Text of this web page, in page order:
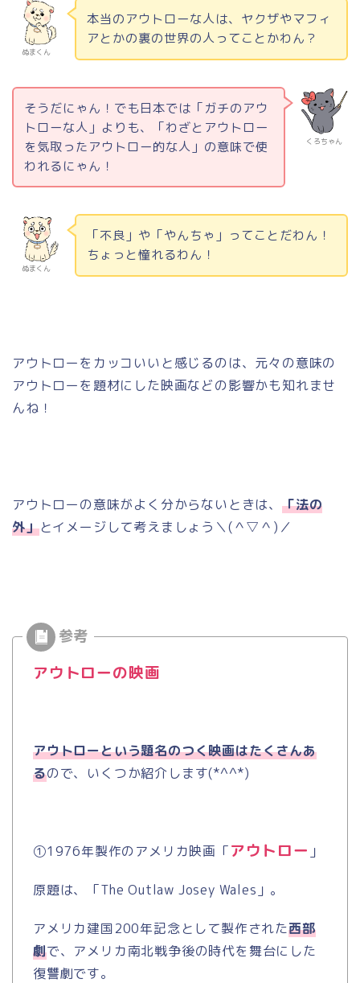
ぬまくん
本当のアウトローな人は、ヤクザやマフィ
アとかの裏の世界の人ってことかわん？
くろちゃん
そうだにゃん！でも日本では「ガチのアウ
トローな人」よりも、「わざとアウトロー
を気取ったアウトロー的な人」の意味で使
われるにゃん！
ぬまくん
「不良」や「やんちゃ」ってことだわん！
ちょっと憧れるわん！
アウトローをカッコいいと感じるのは、元々の意味の
アウトローを題材にした映画などの影響かも知れませ
んね！
アウトローの意味がよく分からないときは、 「法の
外」とイメージして考えましょう＼(＾▽＾ ) ／
アウトローの映画
アウトローという題名のつく映画はたくさんあ
るので、いくつか紹介します(*^^*)
①1976年製作のアメリカ映画「アウトロー 」
原題は、「The Outlaw Josey Wales 」。
アメリカ建国200年記念として製作された西部
劇で、アメリカ南北戦争後の時代を舞台にした
復讐劇です。